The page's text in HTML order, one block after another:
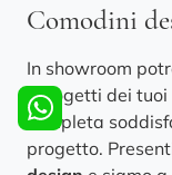
Comodini
In showroom
i progetti dei tuoi
completa
progetto.